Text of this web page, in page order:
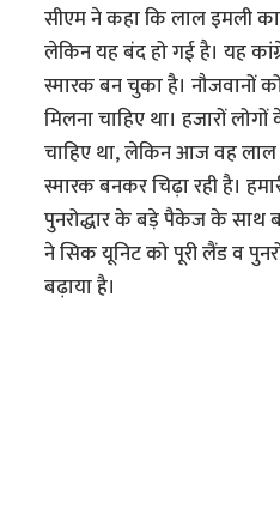
सीएम ने कहा कि लाल इमली
लेकिन यह बंद हो गई है। यह
स्मारक बन चुका है। नौजवानों
मिलना चाहिए था। हजारों
चाहिए था, लेकिन आज वह लाल
स्मारक बनकर चिढ़ा रही है।
पुनरोद्धार के बड़े पैकेज के साथ
ने सिक यूनिट को पूरी लैंड व
बढ़ाया है।